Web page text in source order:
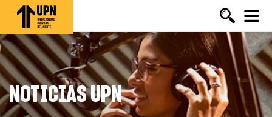
Pasar
contenido
principal
NOTICIAS UPN